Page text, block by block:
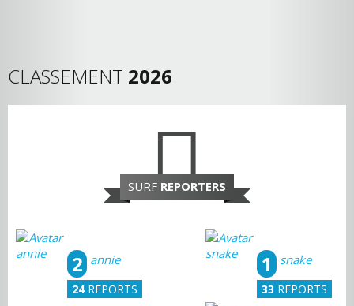
CLASSEMENT 2026
SURF REPORTERS
snake
1
33 REPORTS
annie
2
24REPORTS